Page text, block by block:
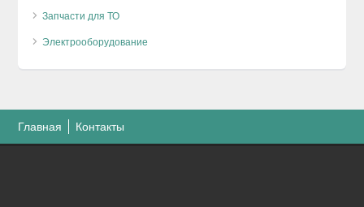
Запчасти для ТО
Электрооборудование
Главная Контакты